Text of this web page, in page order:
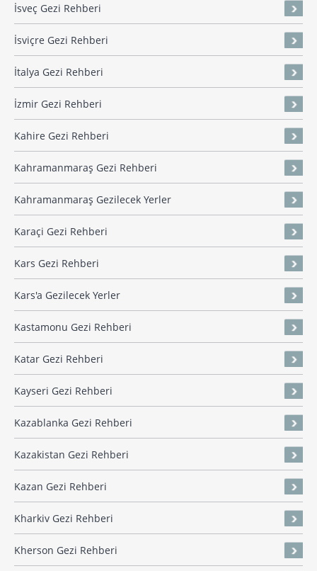
İsveç Gezi Rehberi
İsviçre Gezi Rehberi
İtalya Gezi Rehberi
İzmir Gezi Rehberi
Kahire Gezi Rehberi
Kahramanmaraş Gezi Rehberi
Kahramanmaraş Gezilecek Yerler
Karaçi Gezi Rehberi
Kars Gezi Rehberi
Kars'a Gezilecek Yerler
Kastamonu Gezi Rehberi
Katar Gezi Rehberi
Kayseri Gezi Rehberi
Kazablanka Gezi Rehberi
Kazakistan Gezi Rehberi
Kazan Gezi Rehberi
Kharkiv Gezi Rehberi
Kherson Gezi Rehberi